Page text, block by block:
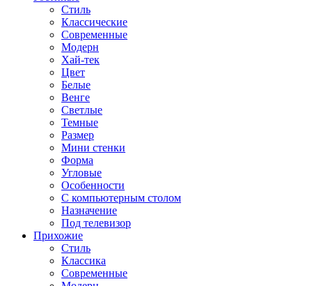
Стиль
Классические
Современные
Модерн
Хай-тек
Цвет
Белые
Венге
Светлые
Темные
Размер
Мини стенки
Форма
Угловые
Особенности
С компьютерным столом
Назначение
Под телевизор
Прихожие
Стиль
Классика
Современные